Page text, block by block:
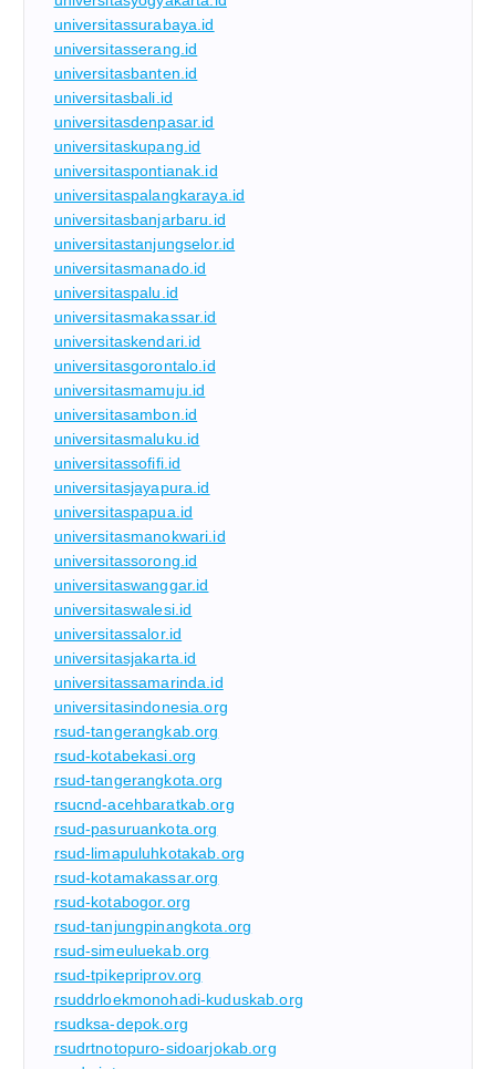
universitassurabaya.id
universitasserang.id
universitasbanten.id
universitasbali.id
universitasdenpasar.id
universitaskupang.id
universitaspontianak.id
universitaspalangkaraya.id
universitasbanjarbaru.id
universitastanjungselor.id
universitasmanado.id
universitaspalu.id
universitasmakassar.id
universitaskendari.id
universitasgorontalo.id
universitasmamuju.id
universitasambon.id
universitasmaluku.id
universitassofifi.id
universitasjayapura.id
universitaspapua.id
universitasmanokwari.id
universitassorong.id
universitaswanggar.id
universitaswalesi.id
universitassalor.id
universitasjakarta.id
universitassamarinda.id
universitasindonesia.org
rsud-tangerangkab.org
rsud-kotabekasi.org
rsud-tangerangkota.org
rsucnd-acehbaratkab.org
rsud-pasuruankota.org
rsud-limapuluhkotakab.org
rsud-kotamakassar.org
rsud-kotabogor.org
rsud-tanjungpinangkota.org
rsud-simeuluekab.org
rsud-tpikepriprov.org
rsuddrloekmonohadi-kuduskab.org
rsudksa-depok.org
rsudrtnotopuro-sidoarjokab.org